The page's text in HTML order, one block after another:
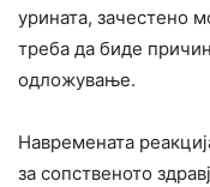
урината, зачестено
треба да биде
одложување.
Навремената
за сопственото